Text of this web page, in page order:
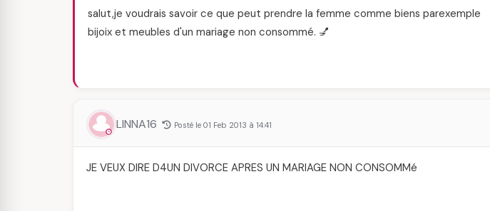
salut,je voudrais savoir ce que peut prendre la femme comme biens parexemple
bijoix et meubles d'un mariage non consommé. 💅
LINNA16 Posté le 01 Feb 2013 à 14:41
JE VEUX DIRE D4UN DIVORCE APRES UN MARIAGE NON CONSOMMé